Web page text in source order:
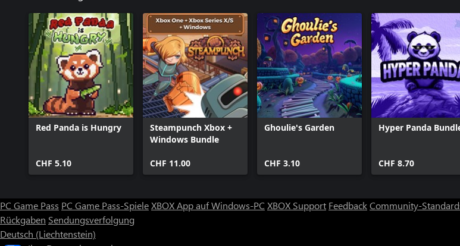
Red Panda is Hungry
CHF 5.10
Steampunch Xbox +
Windows Bundle
CHF 11.00
Ghoulie's Garden
CHF 3.10
Hyper Panda
CHF 8.70
PC Game Pass PC Game Pass-SpieleXBOX App auf Windows-PC XBOX Support FeedbackCommunity-
Rückgaben Sendungsverfolgung
Deutsch (Liechtenstein)